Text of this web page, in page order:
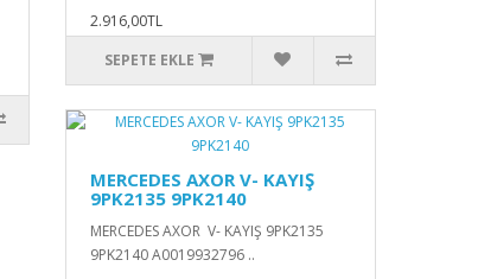
2.916,00TL
SEPETE EKLE
MERCEDES AXOR V- KAYIŞ
9PK2135 9PK2140
MERCEDES AXOR V- KAYIŞ 9PK2135
9PK2140 A0019932796 ..